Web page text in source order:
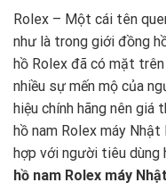
Rolex – Một cái tên
như là trong giới đồng
hồ Rolex đã có mặt
nhiều sự mến mộ của
hiệu chính hãng nên
hồ nam Rolex máy
hợp với người tiêu dùng
hồ nam Rolex máy